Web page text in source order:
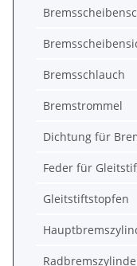
Bremsschlauch
Bremstrommel
Dichtung für
Feder für
Gleitstiftstopfen